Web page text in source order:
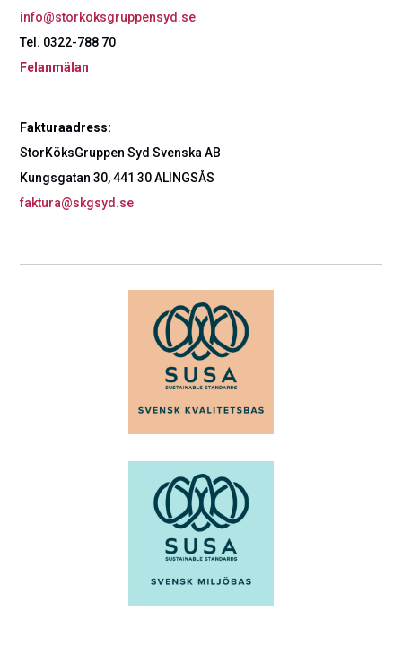
info@storkoksgruppensyd.se
Tel. 0322-788 70
Felanmälan
Fakturaadress:
StorKöksGruppen Syd Svenska AB
Kungsgatan 30, 441 30 ALINGSÅS
faktura@skgsyd.se